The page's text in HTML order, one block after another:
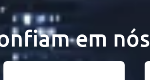
em nós